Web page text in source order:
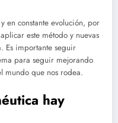
en constante evolución, por
este método y nuevas
Es importante seguir
para seguir mejorando
mundo que nos rodea.
hay